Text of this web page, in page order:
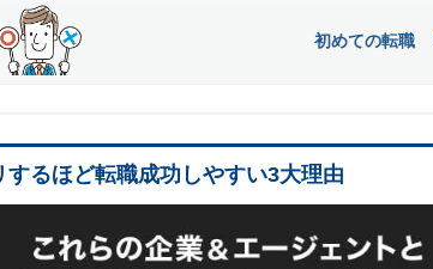
初めての転職
るほど転職成功しやすい3大理由